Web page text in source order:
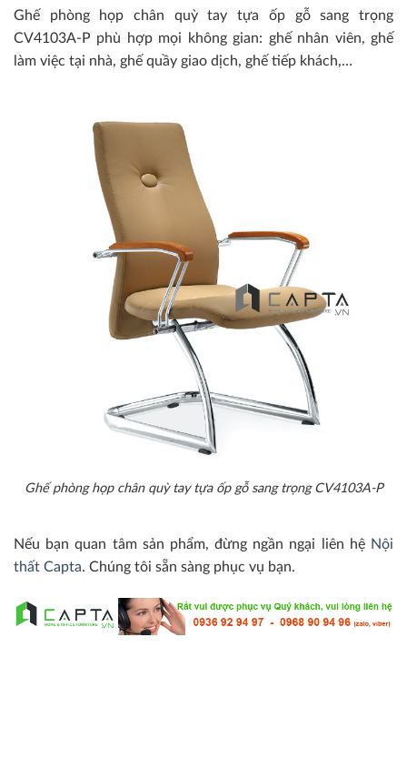
Ghế phòng họp chân quỳ tay tựa ốp gỗ sang trọng
CV4103A-P phù hợp mọi không gian: ghế nhân viên, ghế
làm việc tại nhà, ghế quầy giao dịch, ghế tiếp khách,…
Ghế phòng họp chân quỳ tay tựa ốp gỗ sang trọng CV4103A-P
Nếu bạn quan tâm sản phẩm, đừng ngần ngại liên hệ Nội
thất Capta. Chúng tôi sẵn sàng phục vụ bạn.